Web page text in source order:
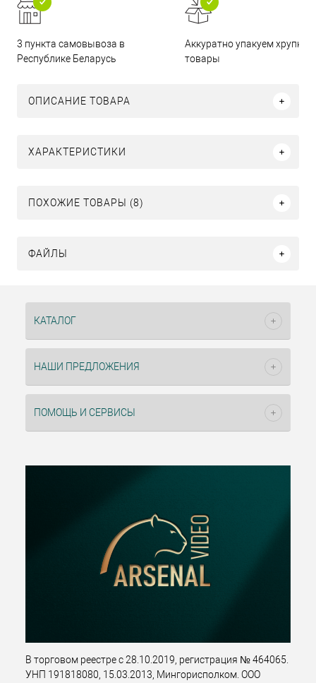
3 пункта самовывоза в
Республике Беларусь
Аккуратно упакуем хрупкие
товары
ОПИСАНИЕ ТОВАРА
ХАРАКТЕРИСТИКИ
ПОХОЖИЕ ТОВАРЫ (8)
ФАЙЛЫ
КАТАЛОГ
НАШИ ПРЕДЛОЖЕНИЯ
ПОМОЩЬ И СЕРВИСЫ
В торговом реестре с 28.10.2019, регистрация № 464065.
УНП 191818080, 15.03.2013, Мингорисполком. ООО